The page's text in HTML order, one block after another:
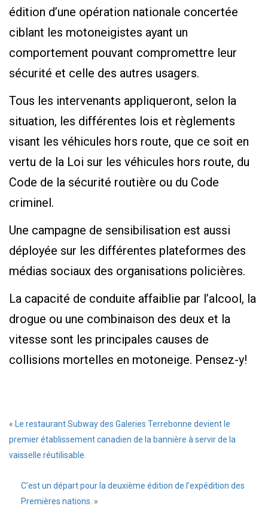
édition d’une opération nationale concertée
ciblant les motoneigistes ayant un
comportement pouvant compromettre leur
sécurité et celle des autres usagers.
Tous les intervenants appliqueront, selon la
situation, les différentes lois et règlements
visant les véhicules hors route, que ce soit en
vertu de la Loi sur les véhicules hors route, du
Code de la sécurité routière ou du Code
criminel.
Une campagne de sensibilisation est aussi
déployée sur les différentes plateformes des
médias sociaux des organisations policières.
La capacité de conduite affaiblie par l’alcool, la
drogue ou une combinaison des deux et la
vitesse sont les principales causes de
collisions mortelles en motoneige. Pensez-y!
« Le restaurant Subway des Galeries Terrebonne devient le
premier établissement canadien de la bannière à servir de la
vaisselle réutilisable.
C’est un départ pour la deuxième édition de l’expédition des
Premières nations. »